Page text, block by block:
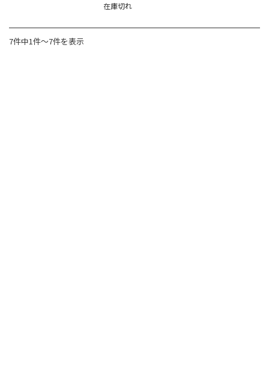
在庫切れ
7件中1件～7件を表示